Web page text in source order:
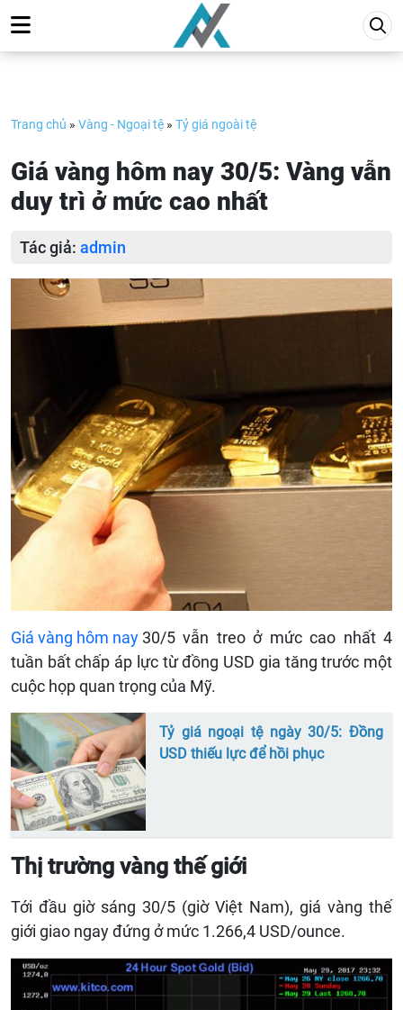
to
content
Trang chủ » Vàng - Ngoại tệ » Tỷ giá ngoài tệ
Giá vàng hôm nay 30/5: Vàng vẫn
duy trì ở mức cao nhất
Tác giả: admin
Giá vàng hôm nay 30/5 vẫn treo ở mức cao nhất 4
tuần bất chấp áp lực từ đồng USD gia tăng trước một
cuộc họp quan trọng của Mỹ.
Tỷ giá ngoại tệ ngày 30/5: Đồng
USD thiếu lực để hồi phục
Thị trường vàng thế giới
Tới đầu giờ sáng 30/5 (giờ Việt Nam), giá vàng thế
giới giao ngay đứng ở mức 1.266,4 USD/ounce.